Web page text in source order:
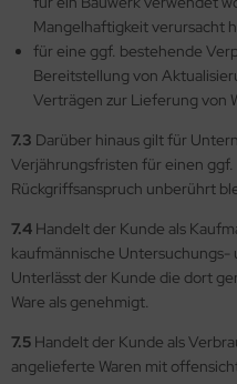
Mangelhaftigkeit verursacht
für eine ggf. bestehende
Bereitstellung von
Verträgen zur Lieferung von
7.3 Darüber hinaus gilt für
Verjährungsfristen für einen
Rückgriffsanspruch unberührt
7.4 Handelt der Kunde als
kaufmännische
Unterlässt der Kunde die dort
Ware als genehmigt.
7.5 Handelt der Kunde als
angelieferte Waren mit